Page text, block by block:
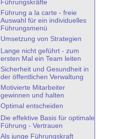
Führungskräfte
Führung a la carte - freie
Auswahl für ein individuelles
Führungsmenü
Umsetzung von Strategien
Lange nicht geführt - zum
ersten Mal ein Team leiten
Sicherheit und Gesundheit in
der öffentlichen Verwaltung
Motivierte Mitarbeiter
gewinnen und halten
Optimal entscheiden
Die effektive Basis für optimale
Führung - Vertrauen
Als junge Führungskraft